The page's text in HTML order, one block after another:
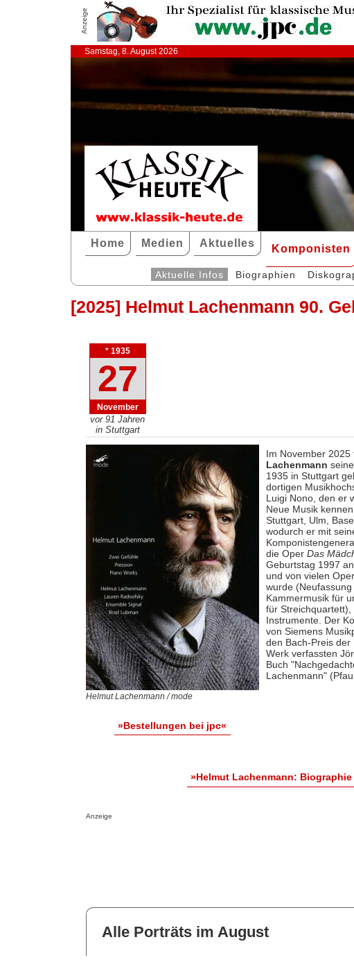
Anzeige
Samstag, 8. August 2026
Home Medien Aktuelles Komponisten
Aktuelle Infos Biographien
[2025] Helmut Lachenmann 90.
* 1935
27
November
vor 91 Jahren
in Stuttgart
Helmut Lachenmann / mode
»Bestellungen bei jpc«
Im November
Lachenmann
1935 in Stuttgart
dortigen
Luigi Nono, den er
Neue Musik
Stuttgart, Ulm,
wodurch er mit
die Oper Das
Geburtstag 1997
und von vielen
wurde
Kammermusik für
für
Instrumente. Der
von Siemens
den Bach-Preis
Werk verfassten
Buch
Lachenmann"
»Helmut Lachenmann:
Anzeige
Alle Porträts im August